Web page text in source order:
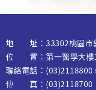
地 址：33302桃園市
位 置：第一醫學大樓
聯絡電話：(03)2118800
傳 真：(03)2118700